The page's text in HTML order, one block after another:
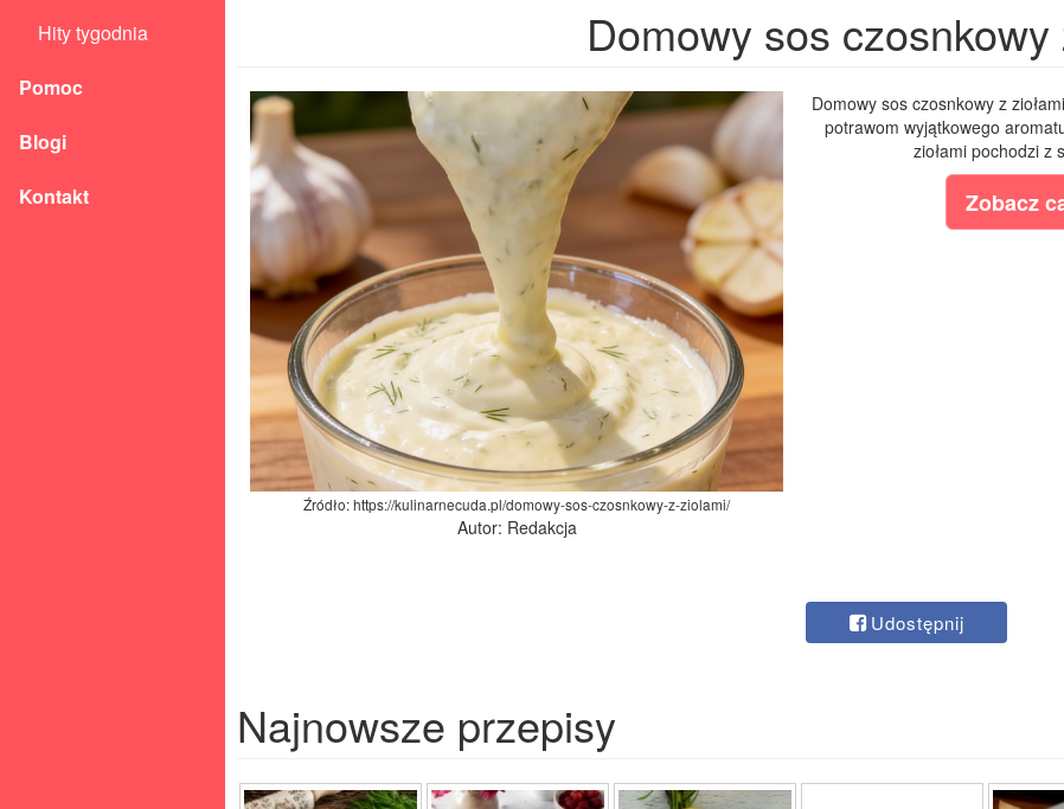
Hity tygodnia
Pomoc
Blogi
Kontakt
Domowy sos czosnkowy
Źródło: https://kulinarnecuda.pl/domowy-sos-czosnkowy-z-ziolami/
Autor: Redakcja
Domowy sos czosnkowy z
potrawom wyjątkowego
ziołami pochodzi z
Zobacz
Udostępnij
Najnowsze przepisy